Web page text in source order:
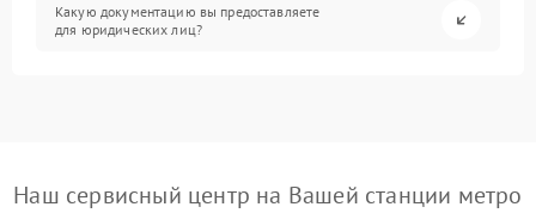
Какую документацию вы предоставляете
для юридических лиц?
Наш сервисный центр на Вашей станции метро